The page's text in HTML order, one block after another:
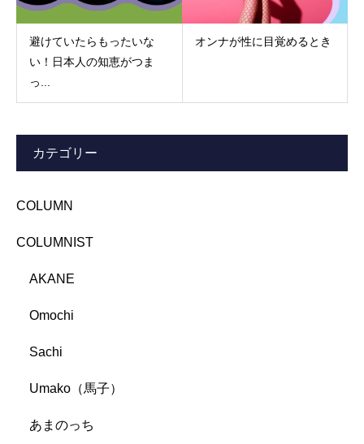
避けていたらもったいな
い！日本人の知恵がつま
っ...
オンナが性に⽬覚めるとき
カテゴリー
COLUMN
COLUMNIST
AKANE
Omochi
Sachi
Umako（馬子）
あまのっち